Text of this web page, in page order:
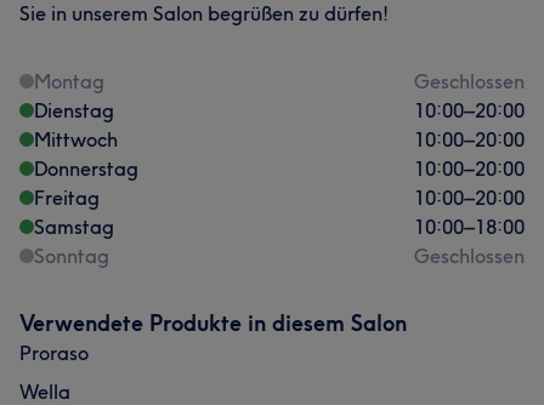
Sie in unserem Salon begrüßen zu dürfen!
Montag
Geschlossen
Dienstag
10:00–20:00
Mittwoch
10:00–20:00
Donnerstag
10:00–20:00
Freitag
10:00–20:00
Samstag
10:00–18:00
Sonntag
Geschlossen
Verwendete Produkte in diesem Salon
Proraso
Wella